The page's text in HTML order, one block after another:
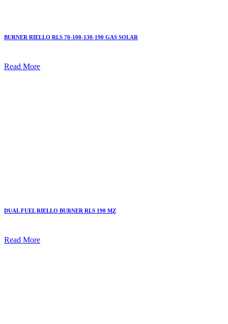
BURNER RIELLO RLS 70-100-130-190 GAS SOLAR
Read More
DUAL FUEL RIELLO BURNER RLS 190 MZ
Read More